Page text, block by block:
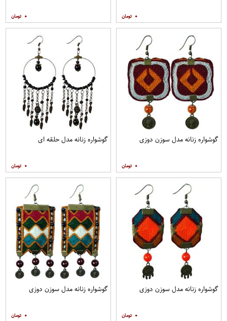
۰ ۰
گوشواره زنانه مدل سوزن دوزی
۰
گوشواره زنانه مدل حلقه ای
۰
گوشواره زنانه مدل سوزن دوزی
۰
گوشواره زنانه مدل سوزن دوزی
۰